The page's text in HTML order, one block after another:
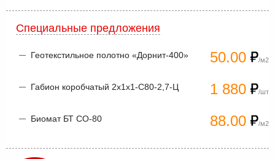
Специальные предложения
50.00 /м2
Геотекстильное полотно «Дорнит-400»
1 880 /шт
Габион коробчатый 2х1х1-С80-2,7-Ц
88.00 /м2
Биомат БТ СО-80